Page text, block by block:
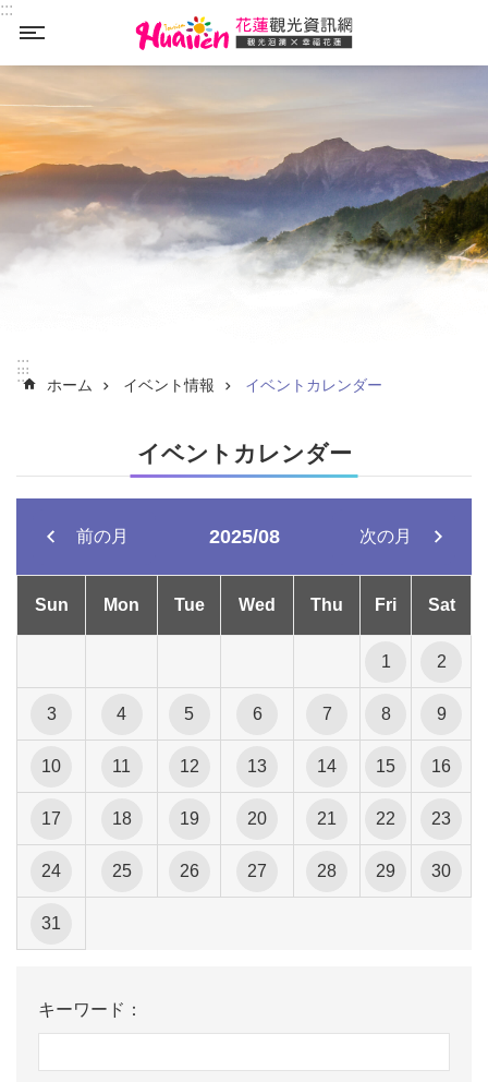
メインのコンテンツブロックにジャンプします
メインのコンテンツブロックにジャンプします
:::
:::
::: ホーム イベント情報 イベントカレンダー
イベントカレンダー
前の月 次の月
2025/08
Sun Mon Tue Wed Thu Fri Sat
1 2
3 4 5 6 7 8 9
10 11 12 13 14 15 16
17 18 19 20 21 22 23
24 25 26 27 28 29 30
31
キーワード：